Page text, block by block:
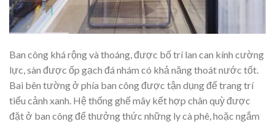
Ban công khá rộng và thoáng, được bố trí lan can kính cường
lực, sàn được ốp gạch đá nhám có khả năng thoát nước tốt.
Bai bên tường ở phía ban công được tận dụng để trang trí
tiểu cảnh xanh. Hệ thống ghế mây kết hợp chân quỳ được
đặt ở ban công để thưởng thức những ly cà phê, hoặc ngắm